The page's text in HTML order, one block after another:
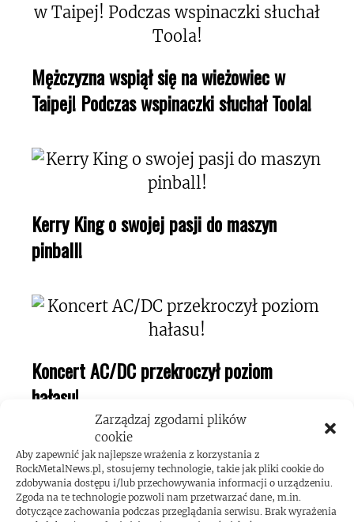
Zarządzaj zgodami plików
cookie
Aby zapewnić jak najlepsze wrażenia z korzystania z
RockMetalNews.pl, stosujemy technologie, takie jak pliki cookie do
zdobywania dostępu i/lub przechowywania informacji o urządzeniu.
Zgoda na te technologie pozwoli nam przetwarzać dane, m.in.
dotyczące zachowania podczas przeglądania serwisu. Brak wyrażenia
Mężczyzna wspiął się na wieżowiec w
Taipej! Podczas wspinaczki słuchał Toola!
Kerry King o swojej pasji do maszyn
pinball!
Koncert AC/DC przekroczył poziom
hałasu!